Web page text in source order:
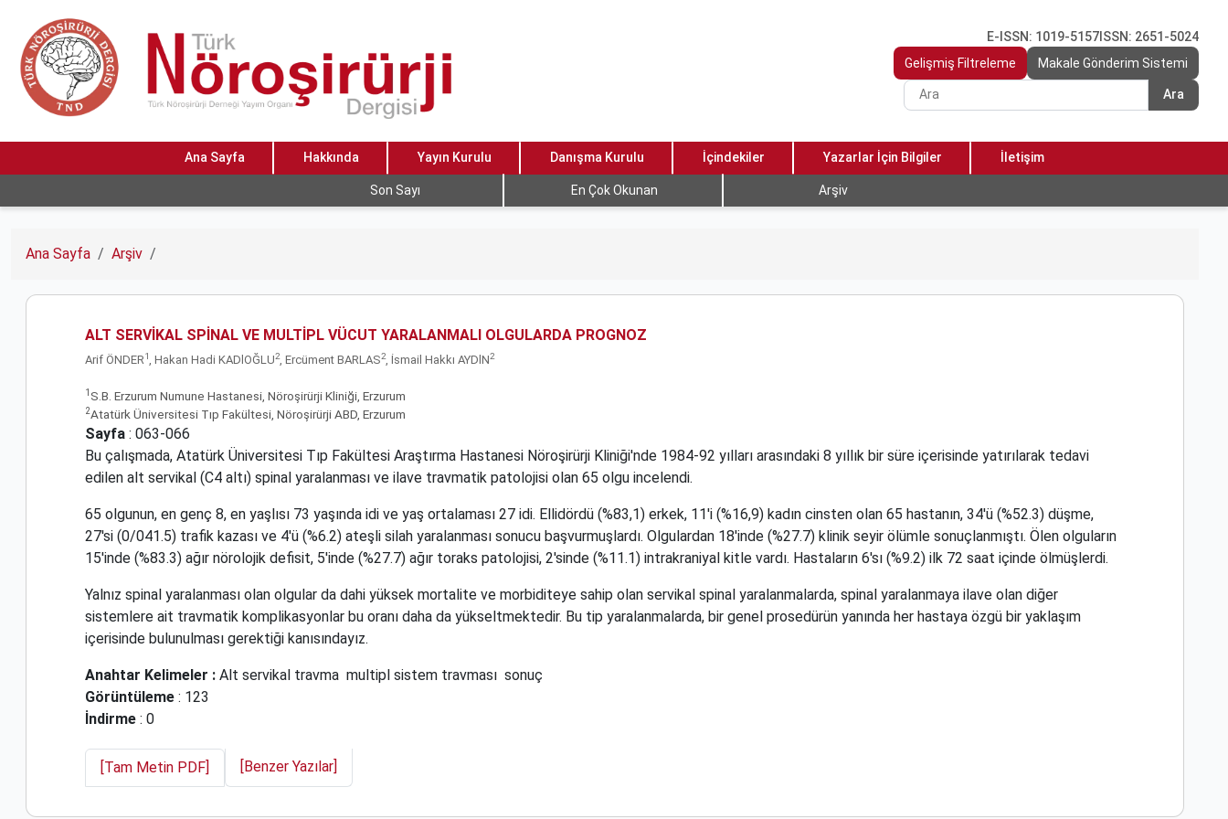
E-ISSN: 1019-5157 ISSN: 2651-5024
Gelişmiş Filtreleme
Makale Gönderim Sistemi
Ara
Ana Sayfa Hakkında Yayın Kurulu Danışma Kurulu İçindekiler Yazarlar İçin Bilgiler İletişim
Son Sayı En Çok Okunan Arşiv
Ana Sayfa Arşiv
ALT SERVİKAL SPİNAL VE MULTİPL VÜCUT YARALANMALI OLGULARDA PROGNOZ
Arif ÖNDER1 , Hakan Hadi KADlOĞLU2, Ercüment BARLAS2, İsmail Hakkı AYDlN2
1 S.B. Erzurum Numune Hastanesi, Nöroşirürji Kliniği, Erzurum
2Atatürk Üniversitesi Tıp Fakültesi, Nöroşirürji ABD, Erzurum
Sayfa : 063-066
Bu çalışmada, Atatürk Üniversitesi Tıp Fakültesi Araştırma Hastanesi Nöroşirürji Kliniği'nde 1984-92 yılları arasındaki 8 yıllık bir süre içerisinde yatırılarak tedavi
edilen alt servikal (C4 altı) spinal yaralanması ve ilave travmatik patolojisi olan 65 olgu incelendi.
65 olgunun, en genç 8, en yaşlısı 73 yaşında idi ve yaş ortalaması 27 idi. Ellidördü (%83,1) erkek, 11'i (%16,9) kadın cinsten olan 65 hastanın, 34'ü (%52.3) düşme,
27'si (0/041.5) trafik kazası ve 4'ü (%6.2) ateşli silah yaralanması sonucu başvurmuşlardı. Olgulardan 18'inde (%27.7) klinik seyir ölümle sonuçlanmıştı. Ölen olguların
15'inde (%83.3) ağır nörolojik defisit, 5'inde (%27.7) ağır toraks patolojisi, 2'sinde (%11.1) intrakraniyal kitle vardı. Hastaların 6'sı (%9.2) ilk 72 saat içinde ölmüşlerdi.
Yalnız spinal yaralanması olan olgular da dahi yüksek mortalite ve morbiditeye sahip olan servikal spinal yaralanmalarda, spinal yaralanmaya ilave olan diğer
sistemlere ait travmatik komplikasyonlar bu oranı daha da yükseltmektedir. Bu tip yaralanmalarda, bir genel prosedürün yanında her hastaya özgü bir yaklaşım
içerisinde bulunulması gerektiği kanısındayız.
Anahtar Kelimeler : Alt servikal travma multipl sistem travması sonuç
Görüntüleme : 123
İndirme : 0
[Tam Metin PDF] [Benzer Yazılar]